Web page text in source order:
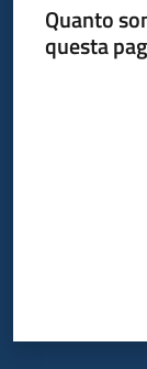
Quanto
questa